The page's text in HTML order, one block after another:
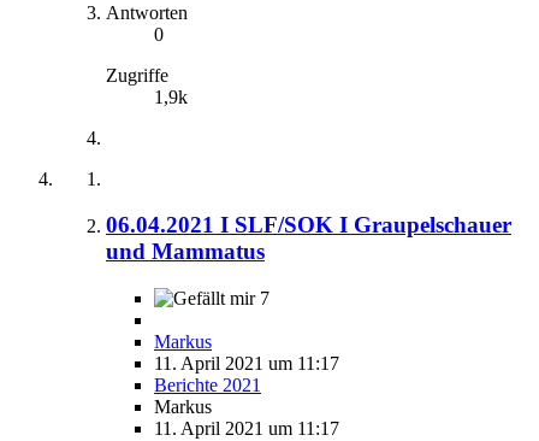
Antworten
0
Zugriffe
1,9k
06.04.2021 I SLF/SOK I Graupelschauer
und Mammatus
7
Markus
11. April 2021 um 11:17
Berichte 2021
Markus
11. April 2021 um 11:17